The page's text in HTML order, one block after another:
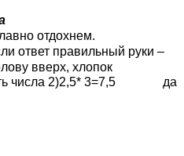
отдохнем.
ответ правильный руки –
вверх, хлопок
числа 2)2,5* 3=7,5 да